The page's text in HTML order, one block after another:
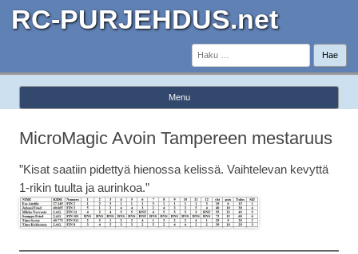
RC-PURJEHDUS.net
Haku:
Menu
MicroMagic Avoin Tampereen mestaruus
”Kisat saatiin pidettyä hienossa kelissä. Vaihtelevan kevyttä
1-rikin tuulta ja aurinkoa.”